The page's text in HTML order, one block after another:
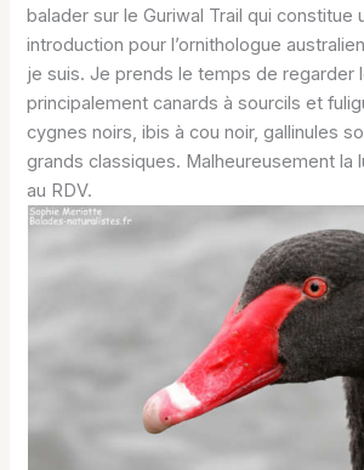
balader sur le Guriwal Trail qui constitue
introduction pour l’ornithologue
je suis. Je prends le temps de regarder
principalement canards à sourcils et
cygnes noirs, ibis à cou noir, gallinules
grands classiques. Malheureusement la
au RDV.